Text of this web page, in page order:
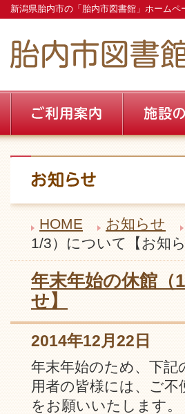
新潟県胎内市の「胎内市図書館」ホームペ
HOME お知らせ
1/3）について【お知ら
年末年始の休館（
せ】
2014年12月22日
年末年始のため、下
用者の皆様には、ご
をお願いいたします。